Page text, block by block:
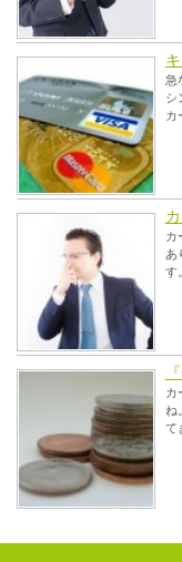
急
シ
カ
カ
あ
す
カ
ね
て